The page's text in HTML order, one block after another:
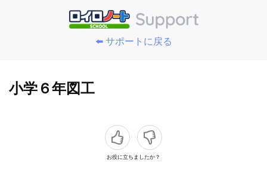
⬅️ サポートに戻る
小学６年図工
お役に立ちましたか？